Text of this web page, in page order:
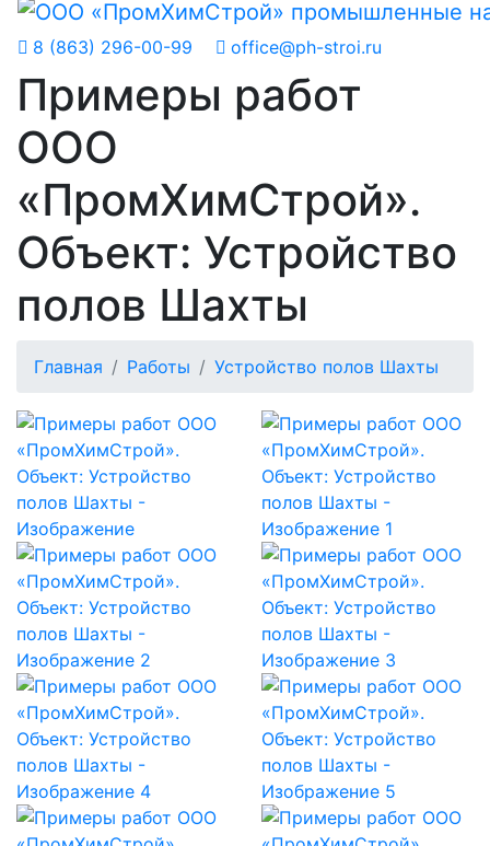
8 (863) 296-00-99 office@ph-stroi.ru
Примеры работ
ООО
«ПромХимСтрой».
Объект: Устройство
полов Шахты
Главная Работы Устройство полов Шахты